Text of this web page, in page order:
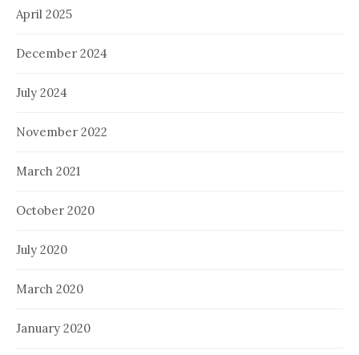
April 2025
December 2024
July 2024
November 2022
March 2021
October 2020
July 2020
March 2020
January 2020